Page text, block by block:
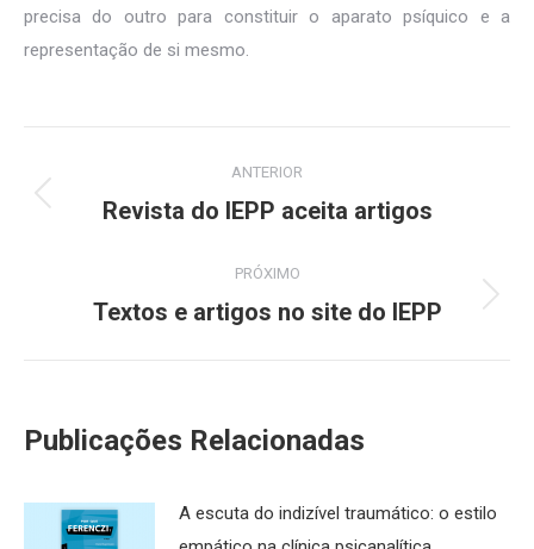
precisa do outro para constituir o aparato psíquico e a
representação de si mesmo.
de
ANTERIOR
Post
Revista do IEPP aceita artigos
PRÓXIMO
Próximo
Textos e artigos no site do IEPP
Publicações Relacionadas
A escuta do indizível traumático: o estilo